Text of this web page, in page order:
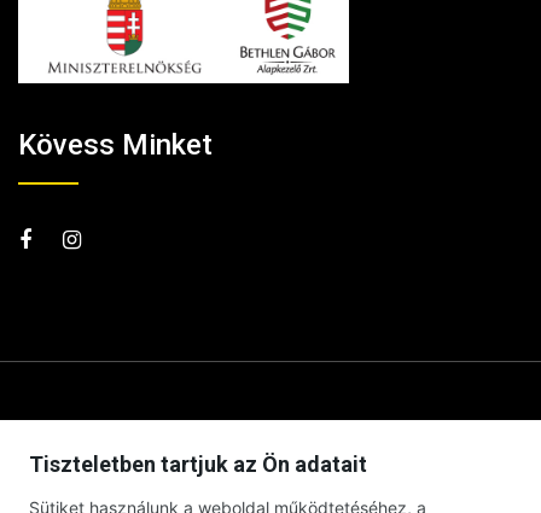
Kövess Minket
Tiszteletben tartjuk az Ön adatait
Sütiket használunk a weboldal működtetéséhez, a